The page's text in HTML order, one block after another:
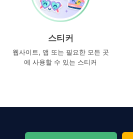
스티커
웹사이트, 앱 또는 필요한 모든 곳
에 사용할 수 있는 스티커